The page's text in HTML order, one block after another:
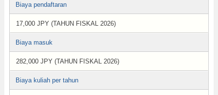
Biaya pendaftaran
17,000 JPY (TAHUN FISKAL 2026)
Biaya masuk
282,000 JPY (TAHUN FISKAL 2026)
Biaya kuliah per tahun